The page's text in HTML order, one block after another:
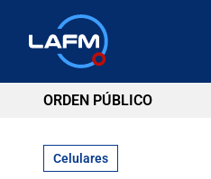
ORDEN PÚBLICO
Celulares